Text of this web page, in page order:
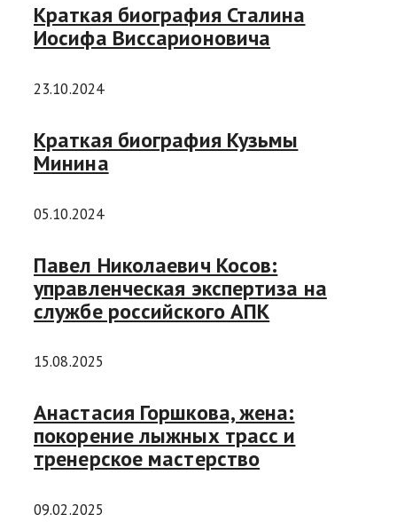
Краткая биография Сталина
Иосифа Виссарионовича
23.10.2024
Краткая биография Кузьмы
Минина
05.10.2024
Павел Николаевич Косов:
управленческая экспертиза на
службе российского АПК
15.08.2025
Анастасия Горшкова, жена:
покорение лыжных трасс и
тренерское мастерство
09.02.2025